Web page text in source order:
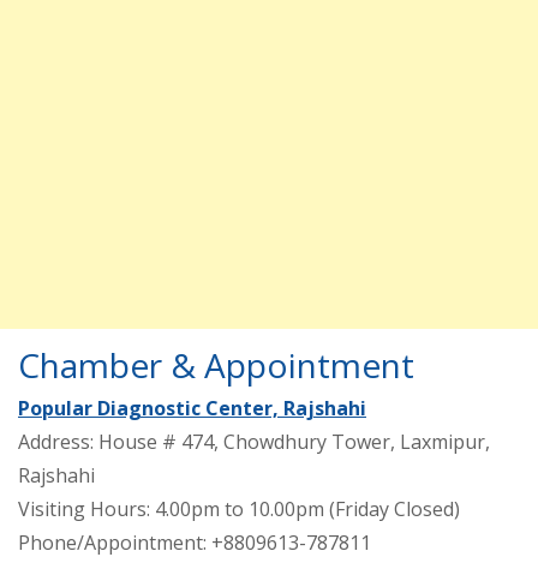
Chamber & Appointment
Popular Diagnostic Center, Rajshahi
Address: House # 474, Chowdhury Tower, Laxmipur,
Rajshahi
Visiting Hours: 4.00pm to 10.00pm (Friday Closed)
Phone/Appointment: +8809613-787811